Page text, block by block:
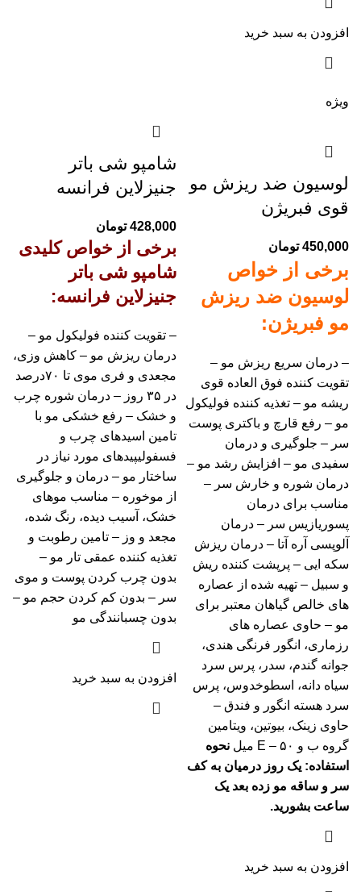
افزودن به سبد خرید
ویژه
لوسیون ضد ریزش مو
قوی فبریژن
450,000 تومان
برخی از خواص
لوسیون ضد ریزش
مو فبریژن:
– درمان سریع ریزش مو –
تقویت کننده فوق العاده قوی
ریشه مو – تغذیه کننده فولیکول
مو – رفع قارچ و باکتری پوست
سر – جلوگیری و درمان
سفیدی مو – افزایش رشد مو –
درمان شوره و خارش سر –
مناسب برای درمان
پسوریازیس سر – درمان
آلوپسی آره آتا – درمان ریزش
سکه ایی – پرپشت کننده ریش
و سبیل – تهیه شده از عصاره
های خالص گیاهان معتبر برای
مو – حاوی عصاره های
رزماری، انگور فرنگی هندی،
جوانه گندم، سدر، پرس سرد
سیاه دانه، اسطوخدوس، پرس
سرد هسته انگور و فندق –
حاوی زینک، بیوتین، ویتامین
گروه ب و E – ۵۰ میل
نحوه
استفاده: یک روز درمیان به کف
سر و ساقه مو زده بعد یک
ساعت بشورید.
افزودن به سبد خرید
شامپو شی باتر
جنیزلاین فرانسه
428,000 تومان
برخی از خواص کلیدی
شامپو شی باتر
جنیزلاین فرانسه:
– تقویت کننده فولیکول مو –
درمان ریزش مو – کاهش وزی،
مجعدی و فری موی تا ۷۰درصد
در ۳۵ روز – درمان شوره چرب
و خشک – رفع خشکی مو با
تامین اسیدهای چرب و
فسفولیپیدهای مورد نیاز در
ساختار مو – درمان و جلوگیری
از موخوره – مناسب موهای
خشک، آسیب دیده، رنگ شده،
مجعد و وز – تامین رطوبت و
تغذیه کننده عمقی تار مو –
بدون چرب کردن پوست و موی
سر – بدون کم کردن حجم مو –
بدون چسبانندگی مو
افزودن به سبد خرید